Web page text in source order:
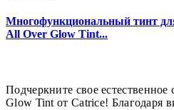
Многофункциональный тинт
All Over Glow Tint...
Подчеркните свое
Glow Tint от Catrice! Благодаря